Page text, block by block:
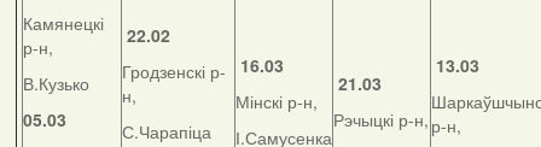
Камянецкі
р-н,
В.Кузько
05.03
22.02
Гродзенскі р-
н,
С.Чарапіца
16.03
Мінскі р-н,
І.Самусенка
21.03
Рэчыцкі р-н,
13.03
р-н,